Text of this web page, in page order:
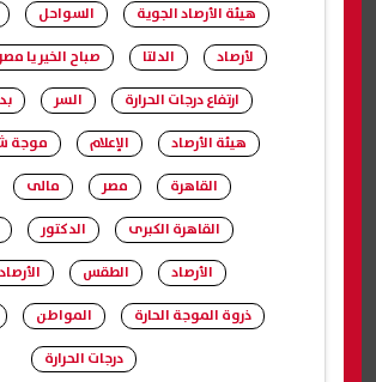
هيئة الأرصاد الجوية
السواحل
لأرصاد
الدلتا صباح الخير يا مصر
ارتفاع درجات الحرارة
السر
هيئة الأرصاد
الإعلام
موجة
القاهرة
مصر مالى
القاهرة الكبرى
الدكتور
الأرصاد
الطقس
ذروة الموجة الحارة
المواطن
درجات الحرارة